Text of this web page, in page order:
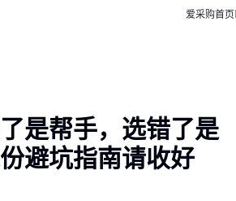
爱采购首页
是帮手，选错了是
避坑指南请收好